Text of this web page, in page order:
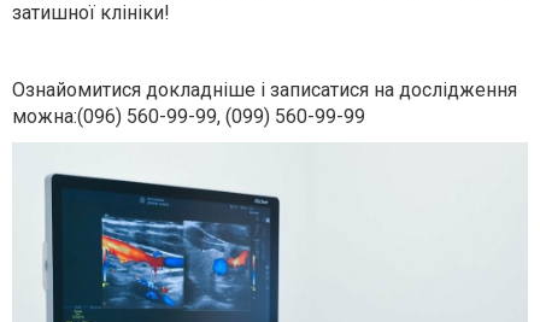
затишної клініки!
Ознайомитися докладніше і записатися на дослідження
можна:(096) 560-99-99, (099) 560-99-99